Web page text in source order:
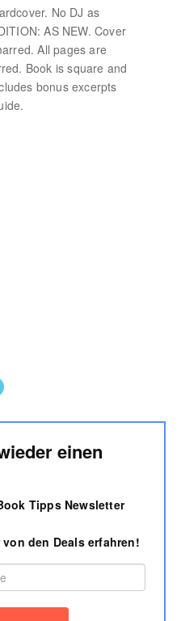
No DJ as
AS NEW. Cover
All pages are
Book is square and
bonus excerpts
einen
Tipps Newsletter
den Deals erfahren!